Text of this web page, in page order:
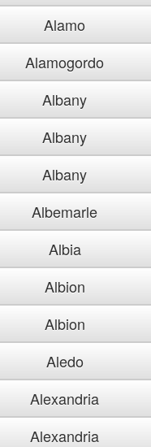
Alamo
Alamogordo
Albany
Albany
Albany
Albemarle
Albia
Albion
Albion
Aledo
Alexandria
Alexandria